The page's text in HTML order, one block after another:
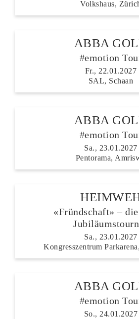
Volkshaus,
ABBA
#emotion
Fr., 22.01.2027
SAL, Schaan
ABBA
#emotion
Sa., 23.01.2027
Pentorama,
«Fründschaft» –
Sa., 23.01.2027
Kongresszentrum
ABBA
#emotion
So., 24.01.2027